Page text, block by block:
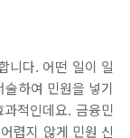
니다. 어떤 일이 일
하여 민원을 넣기
적인데요. 금융민
렵지 않게 민원 신